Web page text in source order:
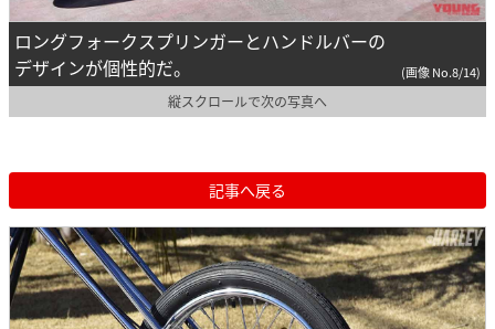
ロングフォークスプリンガーとハンドルバーの
デザインが個性的だ。
(画像 No.8/14)
縦スクロールで次の写真へ
記事へ戻る